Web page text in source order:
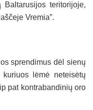
teritorijoje,
Vremia”.
sprendimus dėl sienų
lėmė neteisėtų
pat kontrabandinių oro